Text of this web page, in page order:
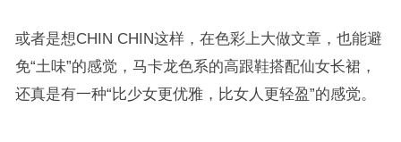
或者是想CHIN CHIN这样，在色彩上大做文章，也能避
免“土味”的感觉， 马卡龙色系的高跟鞋搭配仙女长裙，
还真是有一种“比少女更优雅，比女人更轻盈”的感觉。